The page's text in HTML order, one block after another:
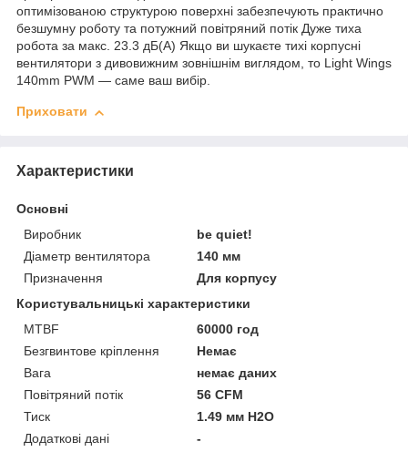
оптимізованою структурою поверхні забезпечують практично
безшумну роботу та потужний повітряний потік Дуже тиха
робота за макс. 23.3 дБ(A) Якщо ви шукаєте тихі корпусні
вентилятори з дивовижним зовнішнім виглядом, то Light Wings
140mm PWM — саме ваш вибір.
Приховати
Характеристики
Основні
Виробник
be quiet!
Діаметр вентилятора
140 мм
Призначення
Для корпусу
Користувальницькі характеристики
MTBF
60000 год
Безгвинтове кріплення
Немає
Вага
немає даних
Повітряний потік
56 CFM
Тиск
1.49 мм H2O
Додаткові дані
-